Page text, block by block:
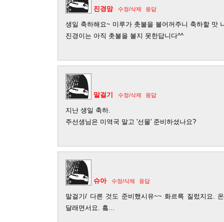
진경맘 수정/삭제 응답
생일 축하해요~ 미루가 촛불을 불어꺼주니 축하할 맛
진경이는 아직 촛불을 불지 못한답니다^^
말걸기 수정/삭제 응답
지난 생일 축하.
주선생님은 미역국 말고 '선물' 준비하셨나요?
슈아 수정/삭제 응답
말걸기/ 다른 것도 준비했시유~~ 화르륵 질렀지요.
달래면서요. 흨...